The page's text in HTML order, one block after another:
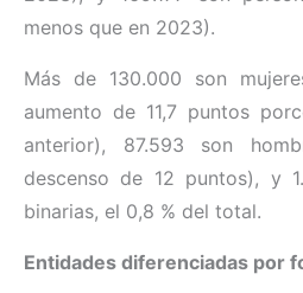
menos que en 2023).
Más de 130.000 son
aumento de 11,7 puntos
anterior), 87.593 son
descenso de 12 puntos), y
binarias, el 0,8 % del total.
Entidades diferenciadas por